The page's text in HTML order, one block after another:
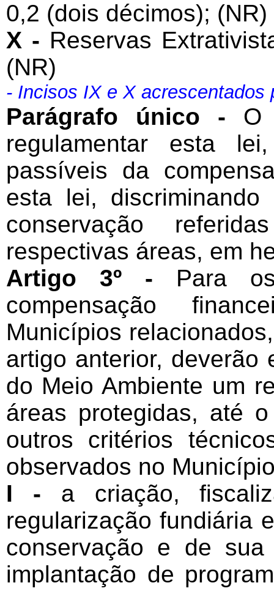
0,2 (dois décimos); (NR)
X - Reservas
(NR)
- Incisos IX e X acrescentados
Parágrafo único - O
regulamentar esta
passíveis da
esta lei,
conservação
respectivas áreas, em
Artigo 3º - Para
compensação
Municípios
artigo anterior, deverão
do Meio Ambiente um
áreas protegidas, até
outros critérios
observados no
I - a criação,
regularização fundiária
conservação e de
implantação de